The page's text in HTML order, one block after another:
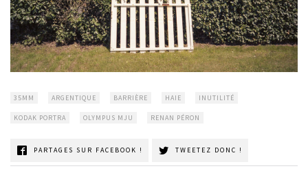
35MM ARGENTIQUE BARRIÈRE HAIE INUTILITÉ
KODAK PORTRA OLYMPUS MJU RENAN PÉRON
PARTAGES SUR FACEBOOK ! TWEETEZ DONC !